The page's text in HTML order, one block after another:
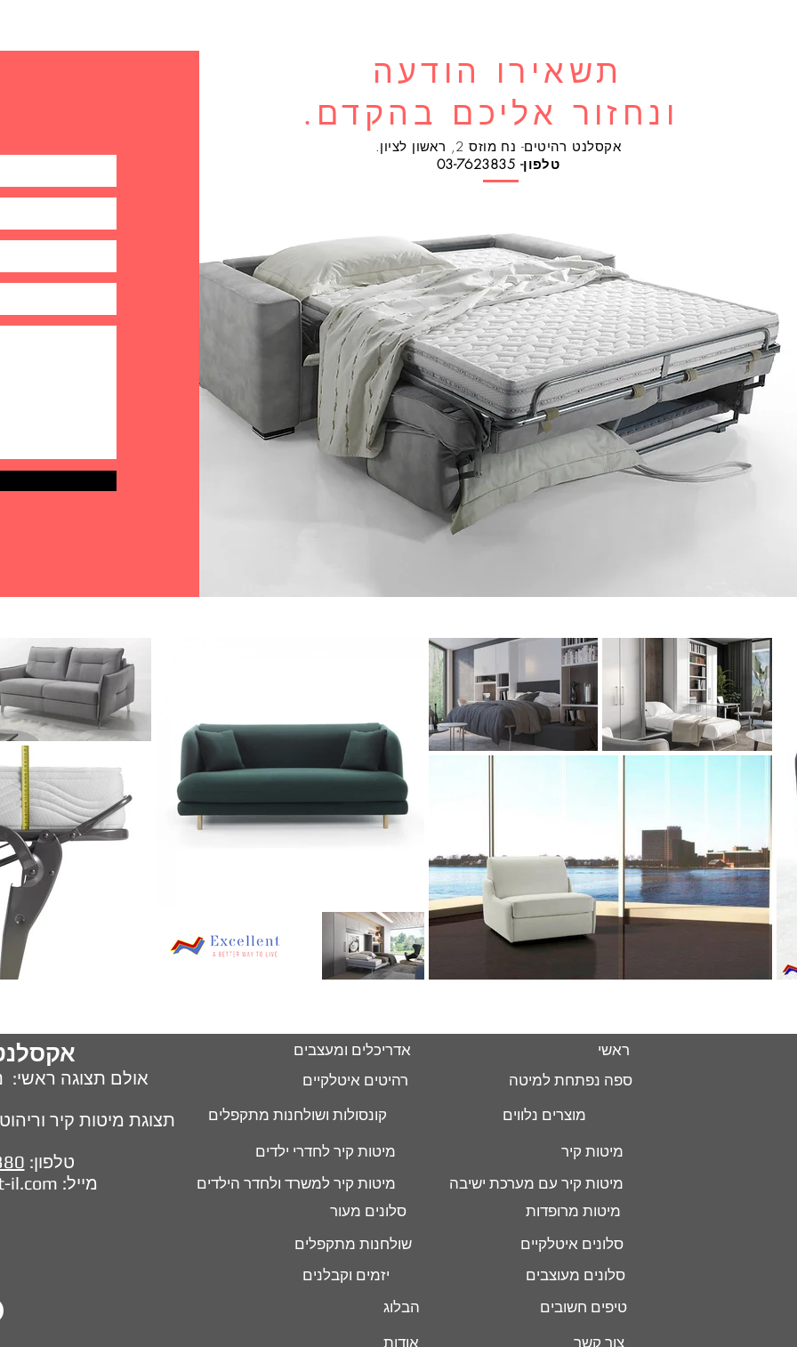
תשאירו הודעה
ונחזור אליכם בהקדם.
אקסלנט רהיטים- נח מוזס 2, ראשון לציון.
טלפון- 03-7623835
אולם תצוגה ראשי:
תצוגת מיטות קיר וריהוט
טלפון:
מייל: il.com
אדריכלים ומעצבים
ראשי
רהיטים איטלקיים
ספה נפתחת למיטה
קונסולות ושולחנות מתקפלים
מוצרים נלווים
מיטות קיר לחדרי ילדים
מיטות קיר למשרד ולחדר הילדים
סלונים מעור
מיטות קיר
מיטות קיר עם מערכת ישיבה
מיטות מרופדות
שולחנות מתקפלים
יזמים וקבלנים
הבלוג
אודות
סלונים איטלקיים
סלונים מעוצבים
טיפים חשובים
צור קשר